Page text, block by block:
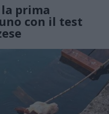
prima
con il test